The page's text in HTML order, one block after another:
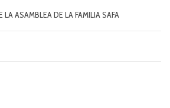
LA ASAMBLEA DE LA FAMILIA SAFA